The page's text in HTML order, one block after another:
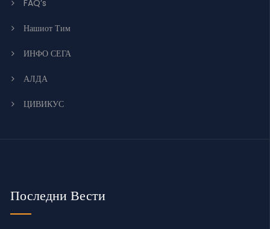
FAQ’s
Нашиот Тим
ИНФО СЕГА
АЛДА
ЦИВИКУС
Последни Вести